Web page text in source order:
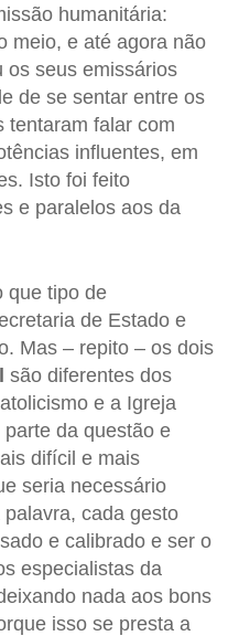
humanitária:
meio, e até agora não
os seus emissários
de se sentar entre os
tentaram falar com
influentes, em
Isto foi feito
e paralelos aos da
que tipo de
de Estado e
Mas – repito – os dois
são diferentes dos
e a Igreja
da questão e
difícil e mais
seria necessário
cada gesto
e calibrado e ser o
especialistas da
nada aos bons
isso se presta a